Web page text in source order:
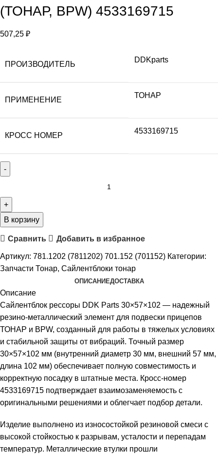
(ТОНАР, BPW) 4533169715
507,25 ₽
ПРОИЗВОДИТЕЛЬ
DDKparts
ПРИМЕНЕНИЕ
ТОНАР
КРОСС НОМЕР
4533169715
В корзину
Сравнить Добавить в избранное
Артикул: 781.1202 (7811202) 701.152 (701152) Категории:
Запчасти Тонар, Сайлентблоки тонар
ОПИСАНИЕДОСТАВКА
Описание
Сайлентблок рессоры DDK Parts 30×57×102 — надежный
резино-металлический элемент для подвески прицепов
ТОНАР и BPW, созданный для работы в тяжелых условиях
и стабильной защиты от вибраций. Точный размер
30×57×102 мм (внутренний диаметр 30 мм, внешний 57 мм,
длина 102 мм) обеспечивает полную совместимость и
корректную посадку в штатные места. Кросс-номер
4533169715 подтверждает взаимозаменяемость с
оригинальными решениями и облегчает подбор детали.
Изделие выполнено из износостойкой резиновой смеси с
высокой стойкостью к разрывам, усталости и перепадам
температур. Металлические втулки прошли